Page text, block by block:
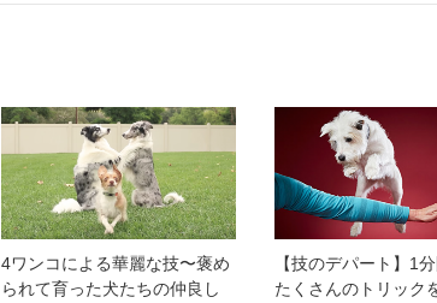
4ワンコによる華麗な技〜褒め
られて育った犬たちの仲良し
【技のデパート】1
たくさんのトリック